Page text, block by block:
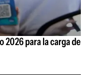
2026 para la carga de